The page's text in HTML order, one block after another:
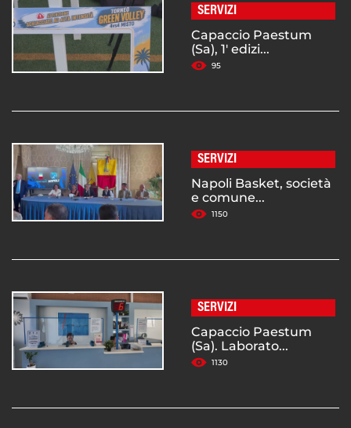
SERVIZI
Capaccio Paestum
(Sa), 1' edizi...
95
SERVIZI
Napoli Basket, società
e comune...
1150
SERVIZI
Capaccio Paestum
(Sa). Laborato...
1130